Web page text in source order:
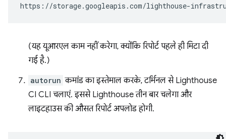
(यह यूआरएल काम नहीं करेगा, क्योंकि रिपोर्ट पहले ही मिटा दी
गई है.)
autorun कमांड का इस्तेमाल करके, टर्मिनल से Lighthouse
CI CLI चलाएं. इससे Lighthouse तीन बार चलेगा और
लाइटहाउस की औसत रिपोर्ट अपलोड होगी.